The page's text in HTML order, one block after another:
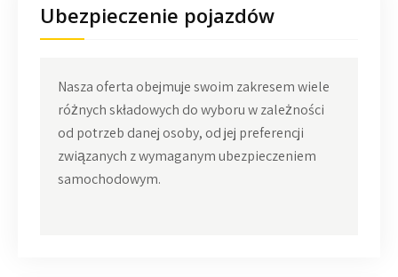
Ubezpieczenie pojazdów
Nasza oferta obejmuje swoim zakresem wiele
różnych składowych do wyboru w zależności
od potrzeb danej osoby, od jej preferencji
związanych z wymaganym ubezpieczeniem
samochodowym.